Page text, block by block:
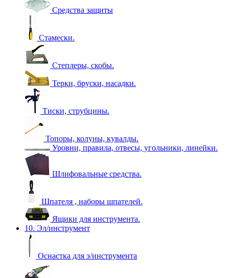
Средства защиты
Стамески.
Степлеры, скобы.
Терки, бруски, насадки.
Тиски, струбцины.
Топоры, колуны, кувалды.
Уровни, правила, отвесы, угольники, линейки.
Шлифовальные средства.
Шпателя , наборы шпателей.
Ящики для инструмента.
10. Эл/инструмент
Оснастка для э/инструмента